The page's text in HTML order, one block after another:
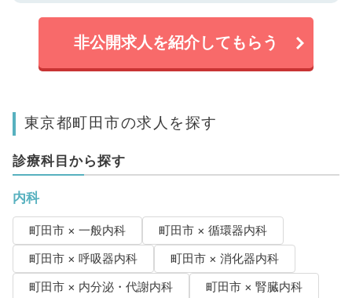
非公開求人を紹介してもらう
東京都町田市の求人を探す
診療科目から探す
内科
町田市 × 一般内科
町田市 × 循環器内科
町田市 × 呼吸器内科
町田市 × 消化器内科
町田市 × 内分泌・代謝内科
町田市 × 腎臓内科